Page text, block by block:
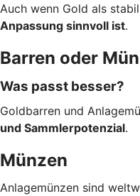
Auch wenn Gold als
Anpassung sinnvoll ist.
Barren oder
Was passt besser?
Goldbarren und
und Sammlerpotenzial.
Münzen
Anlagemünzen sind